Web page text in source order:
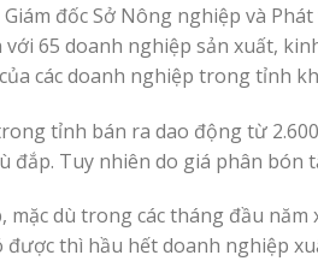
đốc Sở Nông nghiệp và
với 65 doanh nghiệp sản xuất,
các doanh nghiệp trong tỉnh
tỉnh bán ra dao động từ
đắp. Tuy nhiên do giá phân bón
mặc dù trong các tháng đầu
thì hầu hết doanh nghiệp